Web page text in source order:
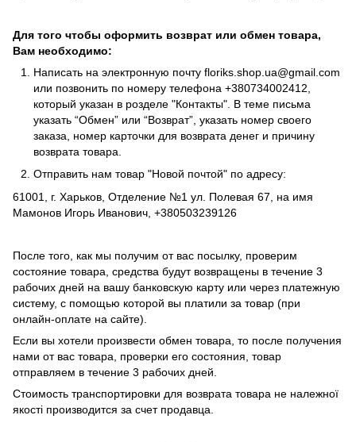
Для того чтобы оформить возврат или обмен товара,
Вам необходимо:
Написать на электронную почту floriks.shop.ua@gmail.com
или позвонить по номеру телефона +380734002412
который указан в розделе "Контакты" . В теме письма
указать “Обмен” или “Возврат”, указать номер своего
заказа, номер карточки для возврата денег и причину
возврата товара.
Отправить нам товар "Новой почтой" по адресу:
61001, г. Харьков, Отделение №1 ул. Полевая 67, на имя
Мамонов Игорь Иванович, +380503239126
После того, как мы получим от вас посылку, проверим
состояние товара, средства будут возвращены в течение 3
рабочих дней на вашу банковскую карту или через платежную
систему, с помощью которой вы платили за товар (при
онлайн-оплате на сайте).
Если вы хотели произвести обмен товара, то после получения
нами от вас товара, проверки его состояния, товар
отправляем в течение 3 рабочих дней.
Стоимость транспортировки для возврата товара не належної
якості производится за счет продавца.